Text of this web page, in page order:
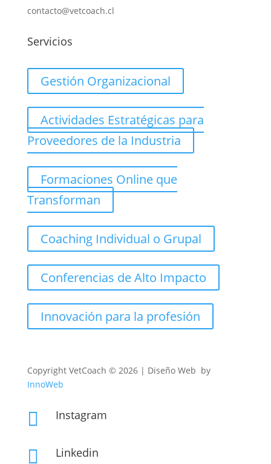
contacto@vetcoach.cl
Servicios
Gestión Organizacional
Actividades Estratégicas para
Proveedores de la Industria
Formaciones Online que
Transforman
Coaching Individual o Grupal
Conferencias de Alto Impacto
Innovación para la profesión
CopyrightVetCoach © 2026 | Diseño Web by
InnoWeb
 Instagram
 Linkedin